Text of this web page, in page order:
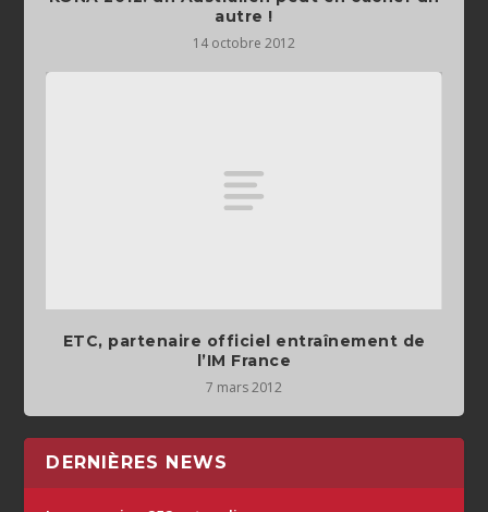
autre !
14 octobre 2012
ETC, partenaire officiel entraînement de
l’IM France
7 mars 2012
DERNIÈRES NEWS